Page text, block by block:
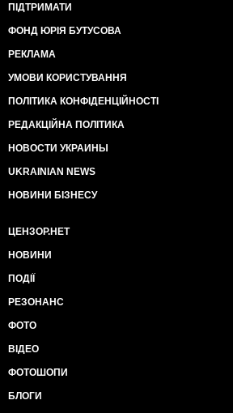
ПІДТРИМАТИ
ФОНД ЮРІЯ БУТУСОВА
РЕКЛАМА
УМОВИ КОРИСТУВАННЯ
ПОЛІТИКА КОНФІДЕНЦІЙНОСТІ
РЕДАКЦІЙНА ПОЛІТИКА
НОВОСТИ УКРАИНЫ
UKRAINIAN NEWS
НОВИНИ БІЗНЕСУ
ЦЕНЗОР.НЕТ
НОВИНИ
ПОДІЇ
РЕЗОНАНС
ФОТО
ВІДЕО
ФОТОШОПИ
БЛОГИ